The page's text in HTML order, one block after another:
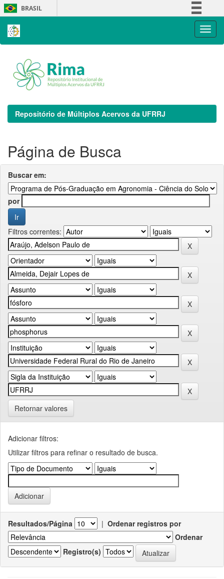
Skip
navigation
BRASIL
Repositório de Múltiplos Acervos da UFRRJ
Página de Busca
Buscar em:
por
Filtros correntes:
Retornar valores
Adicionar filtros:
Utilizar filtros para refinar o resultado de busca.
Resultados/Página | Ordenar registros por
Ordenar
Registro(s)